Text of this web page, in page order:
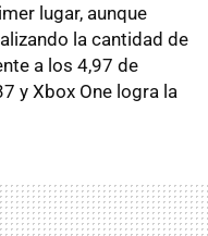
lugar, aunque
la cantidad de
a los 4,97 de
y Xbox One logra la